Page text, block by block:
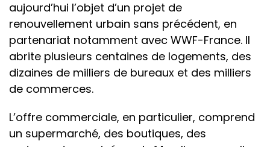
aujourd’hui l’objet d’un projet de
renouvellement urbain sans précédent, en
partenariat notamment avec WWF-France. Il
abrite plusieurs centaines de logements, des
dizaines de milliers de bureaux et des milliers
de commerces.
L’offre commerciale, en particulier, comprend
un supermarché, des boutiques, des